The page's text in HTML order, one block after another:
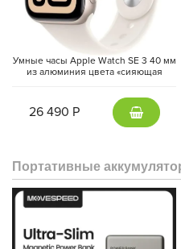
быструю беспроводную
энергосбережения, что
6.3 часа по сравнению с
Умные часы Apple Watch SE 3 40 мм
из алюминия цвета «сияющая
«сияющая звезда» (S/M)
26 490 Р
Портативные